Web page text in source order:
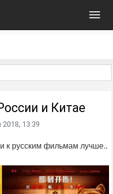
и Китае
13:39
к русским фильмам лучше..